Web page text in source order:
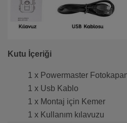
Kutu İçeriği
1 x Powermaster
1 x Usb Kablo
1 x Montaj için Kemer
1 x Kullanım kılavuzu